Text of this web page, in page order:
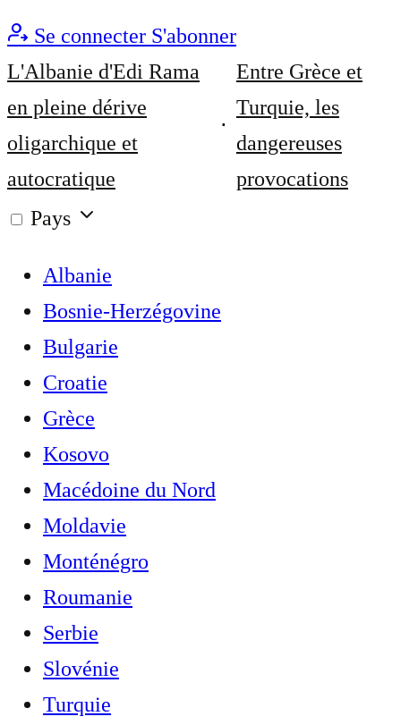
Se connecter S'abonner
L'Albanie d'Edi Rama
en pleine dérive
oligarchique et
autocratique
Entre Grèce et
Turquie, les
dangereuses
provocations
Pays
Albanie
Bosnie-Herzégovine
Bulgarie
Croatie
Grèce
Kosovo
Macédoine du Nord
Moldavie
Monténégro
Roumanie
Serbie
Slovénie
Turquie